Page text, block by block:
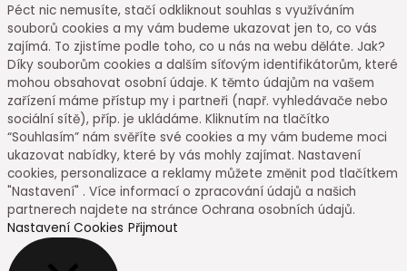
Péct nic nemusíte, stačí odkliknout souhlas s využíváním
souborů cookies a my vám budeme ukazovat jen to, co vás
zajímá. To zjistíme podle toho, co u nás na webu děláte. Jak?
Díky souborům cookies a dalším síťovým identifikátorům, které
mohou obsahovat osobní údaje. K těmto údajům na vašem
zařízení máme přístup my i partneři (např. vyhledávače nebo
sociální sítě), příp. je ukládáme. Kliknutím na tlačítko
“Souhlasím” nám svěříte své cookies a my vám budeme moci
ukazovat nabídky, které by vás mohly zajímat. Nastavení
cookies, personalizace a reklamy můžete změnit pod tlačítkem
"Nastavení" . Více informací o zpracování údajů a našich
partnerech najdete na stránce Ochrana osobních údajů.
Nastavení Cookies Přijmout